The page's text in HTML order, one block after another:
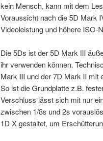
kein Mensch, kann mit dem
Voraussicht nach die 5D Mark
Videoleistung und höhere ISO-
Die 5Ds ist der 5D Mark III
ihr verwenden können.
Mark III und der 7D Mark II mit
So ist die Grundplatte z.B.
Verschluss lässt sich mit nur
zwischen 1/8s und 2s
1D X gestaltet, um